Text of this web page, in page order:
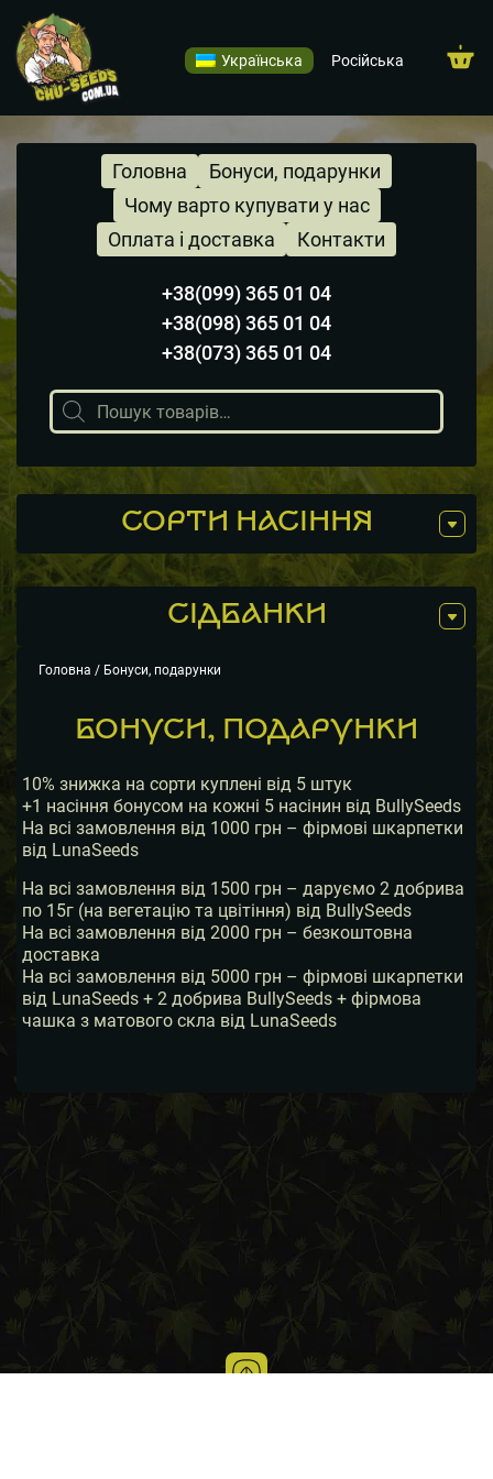
Українська Російська
Головна
Чому варто купувати у нас
Бонуси, подарунки
Оплата і доставка Контакти
+38(099) 365 01 04
+38(098) 365 01 04
+38(073) 365 01 04
Пошук
товарів
СОРТИ НАСІННЯ
СIДБАНКИ
Головна / Бонуси, подарунки
БОНУСИ, ПОДАРУНКИ
10% знижка на сорти куплені від 5 штук
+1 насіння бонусом на кожні 5 насінин від BullySeeds
На всі замовлення від 1000 грн – фірмові шкарпетки
від LunaSeeds
На всі замовлення від 1500 грн – даруємо 2 добрива
по 15г (на вегетацію та цвітіння) від BullySeeds
На всі замовлення від 2000 грн – безкоштовна
доставка
На всі замовлення від 5000 грн – фірмові шкарпетки
від LunaSeeds + 2 добрива BullySeeds + фірмова
чашка з матового скла від LunaSeeds